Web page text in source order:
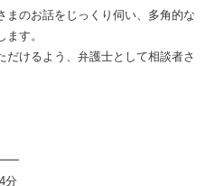
まのお話をじっくり伺い、多角的な
す。
だけるよう、弁護士として相談者さ
分